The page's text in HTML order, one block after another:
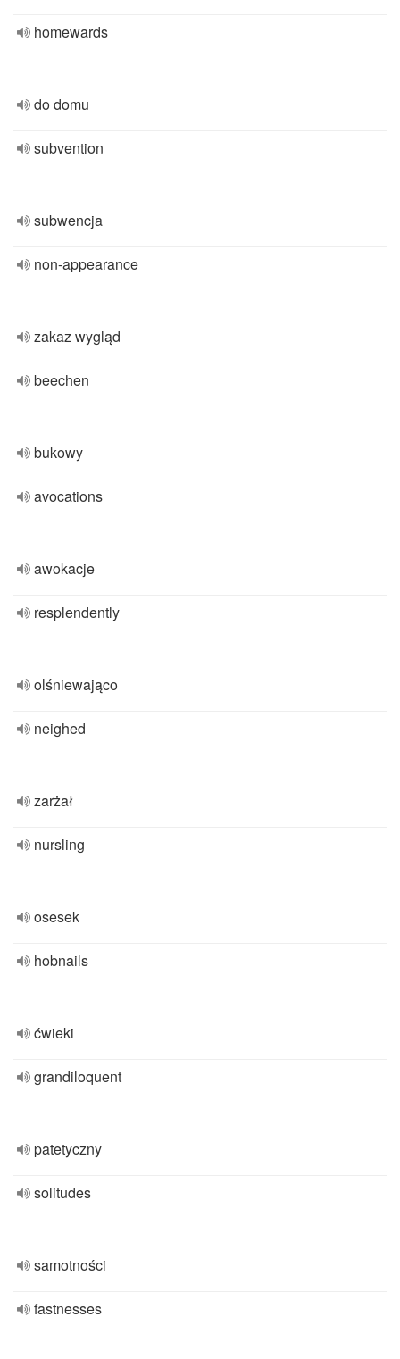
homewards
do domu
subvention
subwencja
non-appearance
zakaz wygląd
beechen
bukowy
avocations
awokacje
resplendently
olśniewająco
neighed
zarżał
nursling
osesek
hobnails
ćwieki
grandiloquent
patetyczny
solitudes
samotności
fastnesses